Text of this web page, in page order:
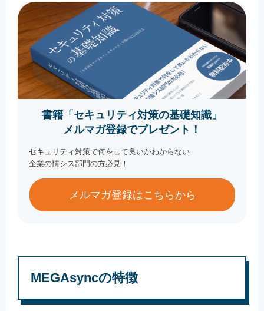
書籍「セキュリティ対策の基礎知識」
メルマガ登録でプレゼント！
セキュリティ対策で何をして良いかわからない
企業の情シス部門の方必見！
メルマガ登録はこちらから
MEGAsyncの特徴